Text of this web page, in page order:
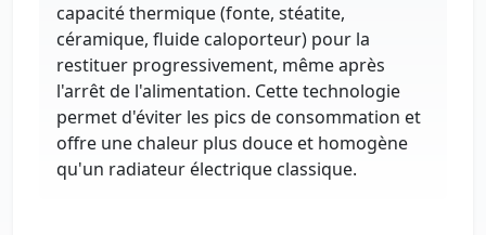
capacité thermique (fonte, stéatite,
céramique, fluide caloporteur) pour la
restituer progressivement, même après
l'arrêt de l'alimentation. Cette technologie
permet d'éviter les pics de consommation et
offre une chaleur plus douce et homogène
qu'un radiateur électrique classique.